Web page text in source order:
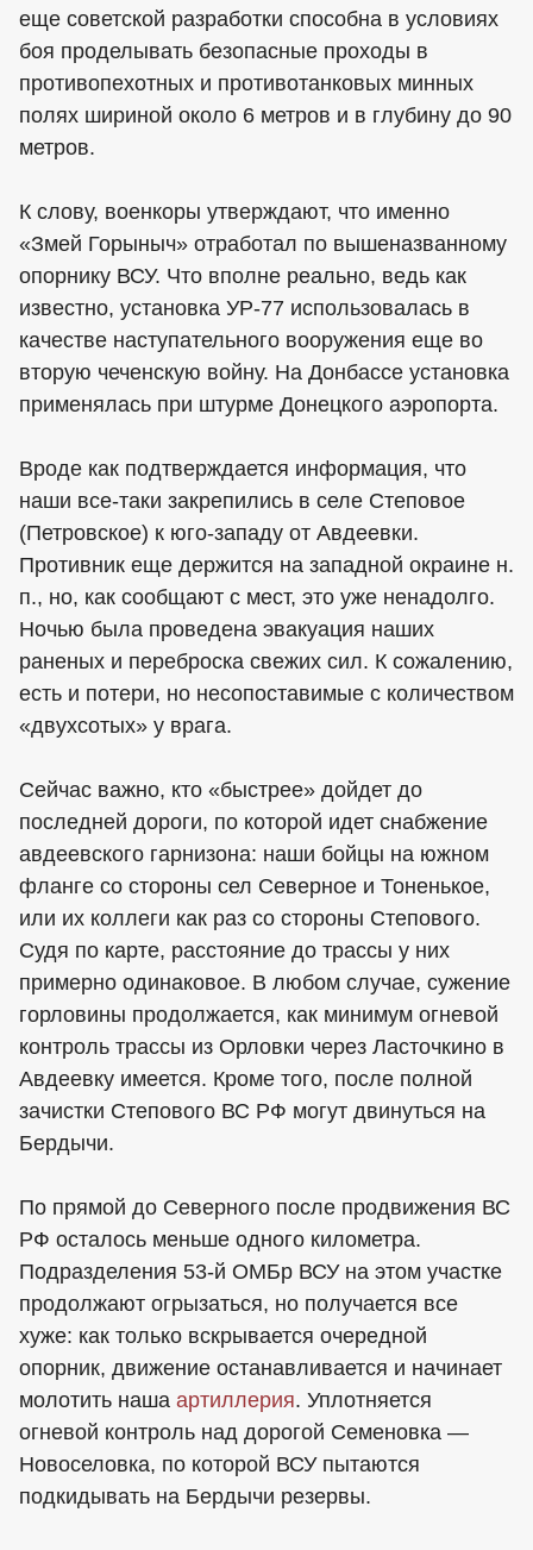
еще советской разработки способна в условиях
боя проделывать безопасные проходы в
противопехотных и противотанковых минных
полях шириной около 6 метров и в глубину до 90
метров.
К слову, военкоры утверждают, что именно
«Змей Горыныч» отработал по вышеназванному
опорнику ВСУ. Что вполне реально, ведь как
известно, установка УР-77 использовалась в
качестве наступательного вооружения еще во
вторую чеченскую войну. На Донбассе установка
применялась при штурме Донецкого аэропорта.
Вроде как подтверждается информация, что
наши все-таки закрепились в селе Степовое
(Петровское) к юго-западу от Авдеевки.
Противник еще держится на западной окраине н.
п., но, как сообщают с мест, это уже ненадолго.
Ночью была проведена эвакуация наших
раненых и переброска свежих сил. К сожалению,
есть и потери, но несопоставимые с количеством
«двухсотых» у врага.
Сейчас важно, кто «быстрее» дойдет до
последней дороги, по которой идет снабжение
авдеевского гарнизона: наши бойцы на южном
фланге со стороны сел Северное и Тоненькое,
или их коллеги как раз со стороны Степового.
Судя по карте, расстояние до трассы у них
примерно одинаковое. В любом случае, сужение
горловины продолжается, как минимум огневой
контроль трассы из Орловки через Ласточкино в
Авдеевку имеется. Кроме того, после полной
зачистки Степового ВС РФ могут двинуться на
Бердычи.
По прямой до Северного после продвижения ВС
РФ осталось меньше одного километра.
Подразделения 53-й ОМБр ВСУ на этом участке
продолжают огрызаться, но получается все
хуже: как только вскрывается очередной
опорник, движение останавливается и начинает
молотить наша артиллерия. Уплотняется
огневой контроль над дорогой Семеновка —
Новоселовка, по которой ВСУ пытаются
подкидывать на Бердычи резервы.